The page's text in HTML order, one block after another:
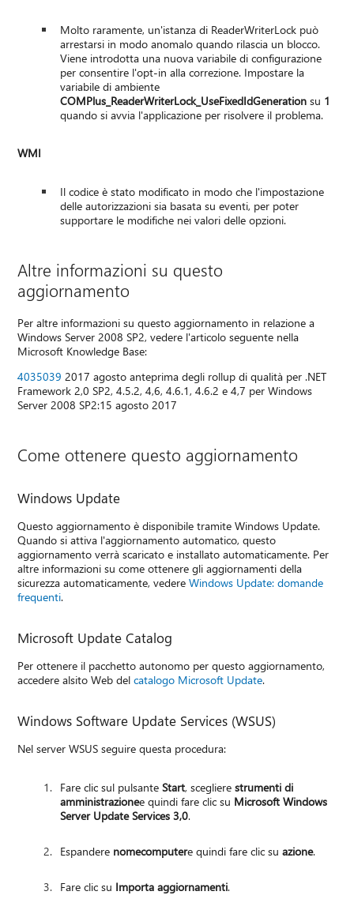
Molto raramente, un'istanza di ReaderWriterLock può
arrestarsi in modo anomalo quando rilascia un blocco.
Viene introdotta una nuova variabile di configurazione
per consentire l'opt-in alla correzione. Impostare la
variabile di ambiente
COMPlus_ReaderWriterLock_UseFixedIdGeneration su 1
quando si avvia l'applicazione per risolvere il problema.
WMI
Il codice è stato modificato in modo che l'impostazione
delle autorizzazioni sia basata su eventi, per poter
supportare le modifiche nei valori delle opzioni.
Altre informazioni su questo
aggiornamento
Per altre informazioni su questo aggiornamento in relazione a
Windows Server 2008 SP2, vedere l'articolo seguente nella
Microsoft Knowledge Base:
4035039 2017 agosto anteprima degli rollup di qualità per .NET
Framework 2,0 SP2, 4.5.2, 4,6, 4.6.1, 4.6.2 e 4,7 per Windows
Server 2008 SP2:15 agosto 2017
Come ottenere questo aggiornamento
Windows Update
Questo aggiornamento è disponibile tramite Windows Update.
Quando si attiva l'aggiornamento automatico, questo
aggiornamento verrà scaricato e installato automaticamente. Per
altre informazioni su come ottenere gli aggiornamenti della
sicurezza automaticamente, vedereWindows Update: domande
frequenti.
Microsoft Update Catalog
Per ottenere il pacchetto autonomo per questo aggiornamento,
accedere alsito Web delcatalogo Microsoft Update.
Windows Software Update Services (WSUS)
Nel server WSUS seguire questa procedura:
Fare clic sul pulsanteStart, sceglierestrumenti di
amministrazionee quindi fare clic su Microsoft Windows
Server Update Services 3,0.
Espandere nomecomputere quindi fare clic suazione.
Fare clic su Importa aggiornamenti.